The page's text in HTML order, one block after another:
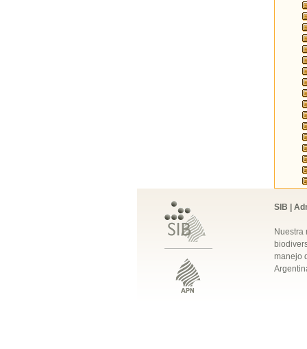
SIB |
Nuestra
manejo